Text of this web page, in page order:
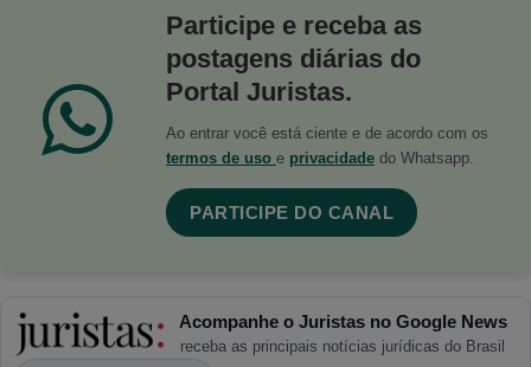
Participe e receba as
postagens diárias do
Portal Juristas.
Ao entrar você está ciente e de acordo com os
termos de uso e privacidade do Whatsapp.
PARTICIPE DO CANAL
Acompanhe o Juristas no Google News
receba as principais notícias jurídicas do Brasil